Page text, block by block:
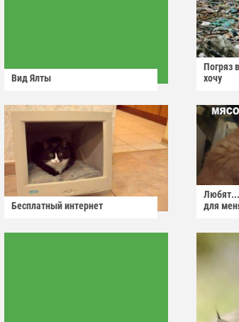
Вид Ялты
Погряз
хочу
Бесплатный интернет
для